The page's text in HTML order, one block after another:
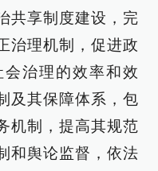
共享制度建设，完
治理机制，促进政
治理的效率和效
及其保障体系，包
机制，提高其规范
和舆论监督，依法